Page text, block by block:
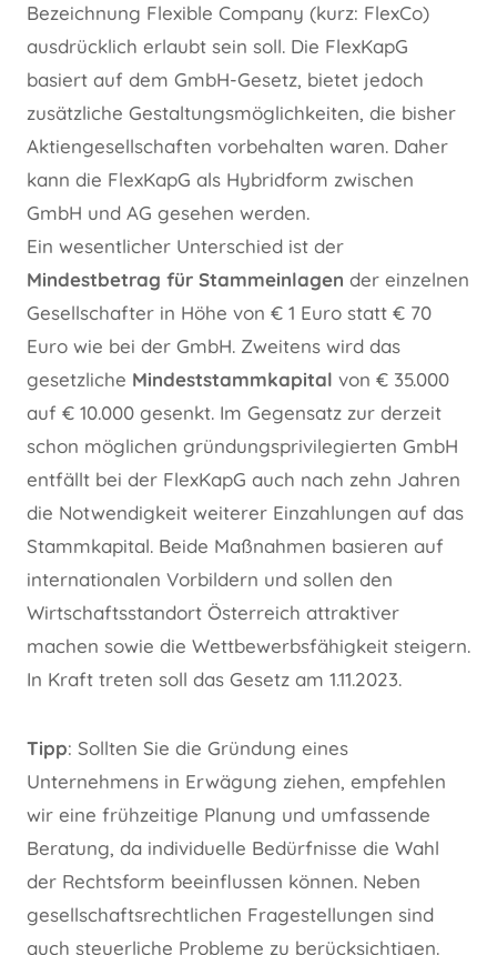
Bezeichnung Flexible Company (kurz: FlexCo)
ausdrücklich erlaubt sein soll. Die FlexKapG
basiert auf dem GmbH-Gesetz, bietet jedoch
zusätzliche Gestaltungsmöglichkeiten, die bisher
Aktiengesellschaften vorbehalten waren. Daher
kann die FlexKapG als Hybridform zwischen
GmbH und AG gesehen werden.
Ein wesentlicher Unterschied ist der
Mindestbetrag für Stammeinlagen der einzelnen
Gesellschafter in Höhe von € 1 Euro statt € 70
Euro wie bei der GmbH. Zweitens wird das
gesetzliche Mindeststammkapital von € 35.000
auf € 10.000 gesenkt. Im Gegensatz zur derzeit
schon möglichen gründungsprivilegierten GmbH
entfällt bei der FlexKapG auch nach zehn Jahren
die Notwendigkeit weiterer Einzahlungen auf das
Stammkapital. Beide Maßnahmen basieren auf
internationalen Vorbildern und sollen den
Wirtschaftsstandort Österreich attraktiver
machen sowie die Wettbewerbsfähigkeit steigern.
In Kraft treten soll das Gesetz am 1.11.2023.
Tipp: Sollten Sie die Gründung eines
Unternehmens in Erwägung ziehen, empfehlen
wir eine frühzeitige Planung und umfassende
Beratung, da individuelle Bedürfnisse die Wahl
der Rechtsform beeinflussen können. Neben
gesellschaftsrechtlichen Fragestellungen sind
auch steuerliche Probleme zu berücksichtigen.